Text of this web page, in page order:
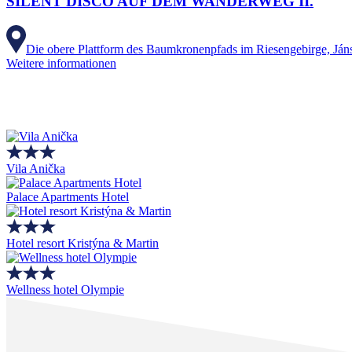
Die obere Plattform des Baumkronenpfads im Riesengebirge,
Weitere informationen
Vila Anička
Palace Apartments Hotel
Hotel resort Kristýna & Martin
Wellness hotel Olympie